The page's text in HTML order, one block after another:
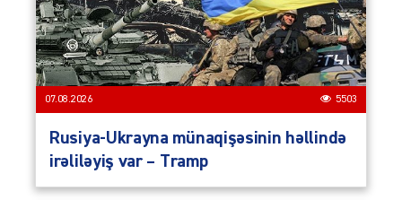
07.08.2026 5503
Rusiya-Ukrayna münaqişəsinin həllində
irəliləyiş var – Tramp